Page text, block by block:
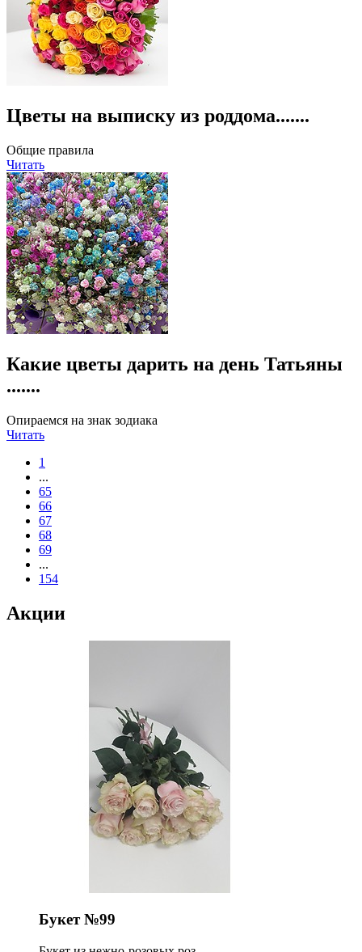
Цветы на выписку из роддома.......
Общие правила
Читать
Какие цветы дарить на день Татьяны
.......
Опираемся на знак зодиака
Читать
1
...
65
66
67
68
69
...
154
Акции
Букет №99